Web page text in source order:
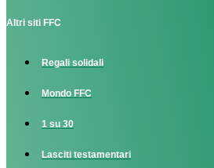
Altri siti FFC
Regali solidali
Mondo FFC
1 su 30
Lasciti testamentari